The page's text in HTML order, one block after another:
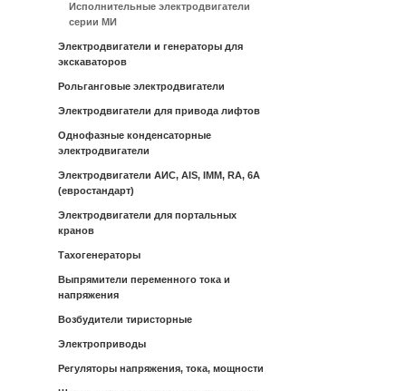
Исполнительные электродвигатели
серии МИ
Электродвигатели и генераторы для
экскаваторов
Рольганговые электродвигатели
Электродвигатели для привода лифтов
Однофазные конденсаторные
электродвигатели
Электродвигатели АИС, AIS, IMM, RA, 6A
(евростандарт)
Электродвигатели для портальных
кранов
Тахогенераторы
Выпрямители переменного тока и
напряжения
Возбудители тиристорные
Электроприводы
Регуляторы напряжения, тока, мощности